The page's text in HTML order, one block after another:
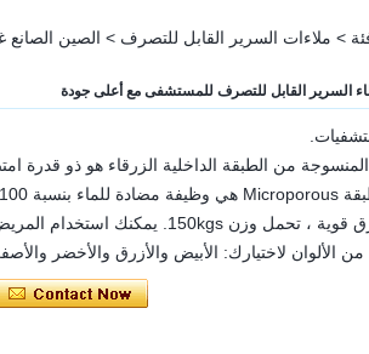
> ملاءات السرير القابل للتصرف > الصين
السرير القابل للتصرف للمستشفى مع أعلى جودة